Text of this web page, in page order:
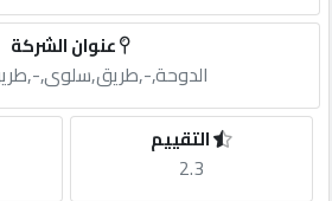
أضف عنوان الشركة
الدوحة,-,طريق,سلوى,-
التقييم
2.3